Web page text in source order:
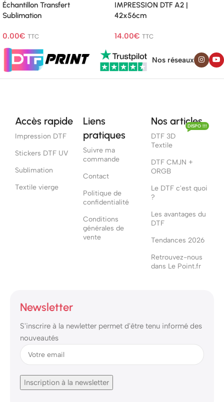
Échantillon Transfert
Sublimation
0.00€ TTC
IMPRESSION DTF A2 |
42x56cm
14.00€ TTC
Nos réseaux
Accès rapide
Impression DTF
Stickers DTF UV
Sublimation
Textile vierge
Liens
pratiques
Suivre ma
commande
Contact
Politique de
confidentialité
Conditions
générales de
vente
Nos articles
DTF 3D
Textile
DISPO !!!
DTF CMJN +
ORGB
Le DTF c'est quoi
?
Les avantages du
DTF
Tendances 2026
Retrouvez-nous
dans Le Point.fr
Newsletter
S'inscrire à la newletter permet d'être tenu informé des
nouveautés